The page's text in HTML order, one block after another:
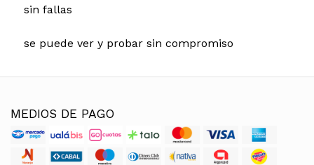
sin fallas
se puede ver y probar sin compromiso
MEDIOS DE PAGO